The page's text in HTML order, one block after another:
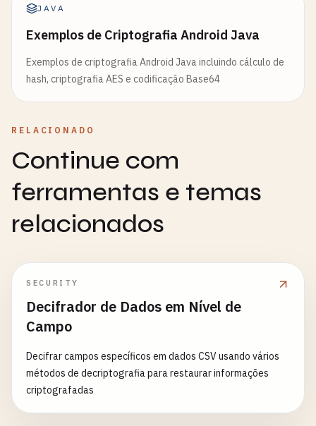
JAVA
Exemplos de Criptografia Android Java
Exemplos de criptografia Android Java incluindo cálculo de
hash, criptografia AES e codificação Base64
RELACIONADO
Continue com
ferramentas e temas
relacionados
SECURITY
Decifrador de Dados em Nível de
Campo
Decifrar campos específicos em dados CSV usando vários
métodos de decriptografia para restaurar informações
criptografadas